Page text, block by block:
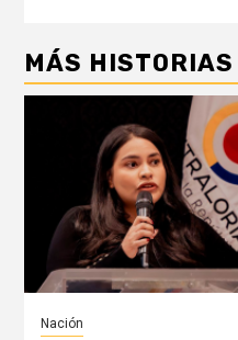
MÁS HISTORIAS
Nación